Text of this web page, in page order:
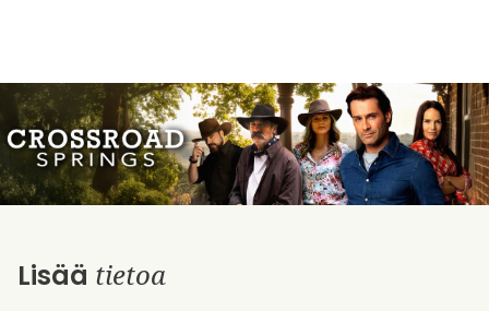
Lisää tietoa